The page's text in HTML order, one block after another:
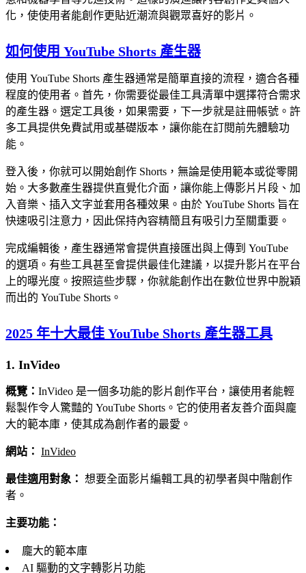
化，使使用者能創作更貼近潮流與觀眾喜好的影片。
如何使用 YouTube Shorts 產生器
使用 YouTube Shorts 產生器通常是簡單直接的流程，適合各種
程度的使用者。首先，你需要從最佳工具清單中選擇符合需求
的產生器。選定工具後，如果需要，下一步就是註冊帳號。許
多工具提供免費試用或基礎版本，讓你能在訂閱前先體驗功
能。
登入後，你就可以開始創作 Shorts，無論是使用範本或從零開
始。大多數產生器提供直覺化介面，讓你能上傳影片片段、加
入音樂、插入文字並套用各種效果。由於 YouTube Shorts 旨在
快速吸引注意力，因此保持內容精簡且有吸引力至關重要。
完成編輯後，產生器通常會提供直接匯出與上傳到 YouTube
的選項。有些工具甚至會提供最佳化建議，以提升影片在平台
上的曝光度。按照這些步驟，你就能創作出在數位世界中脫穎
而出的 YouTube Shorts。
2025 年十大最佳 YouTube Shorts 產生器工具
1. InVideo
概覽： InVideo 是一個多功能的影片創作平台，讓使用者能輕
鬆製作令人驚豔的 YouTube Shorts。它的使用者友善介面與龐
大的範本庫，使其成為創作者的最愛。
網站： InVideo
最佳適用對象： 想要全面影片編輯工具的初學者與中階創作
者。
主要功能：
龐大的範本庫
AI 驅動的文字轉影片功能